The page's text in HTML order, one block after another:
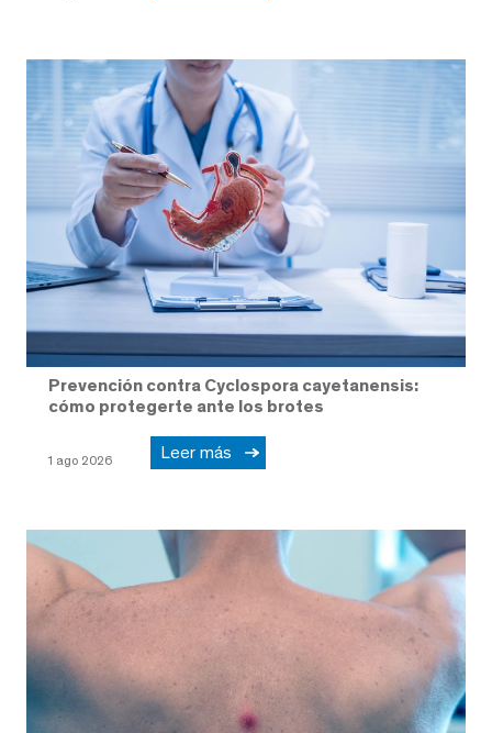
Prevención contra Cyclospora cayetanensis:
cómo protegerte ante los brotes
1 ago 2026 Leer más